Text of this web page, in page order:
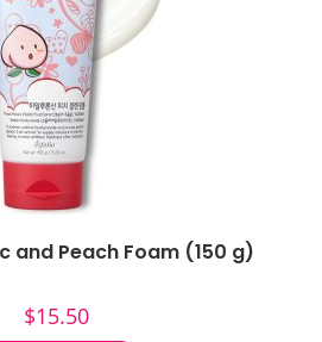
and Peach Foam (150 g)
$15.50